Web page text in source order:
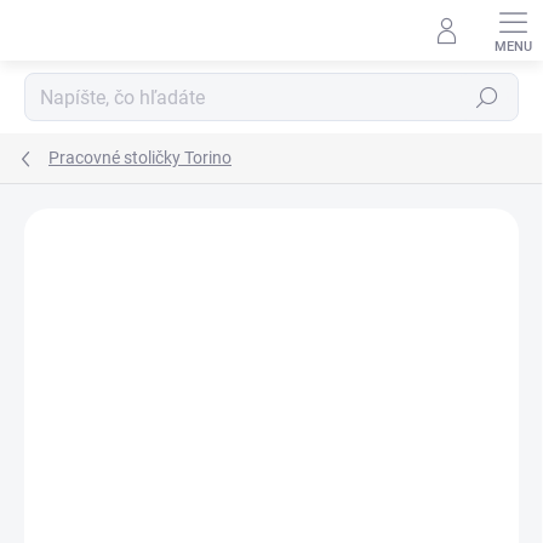
Hľadať
Pracovné stoličky Torino